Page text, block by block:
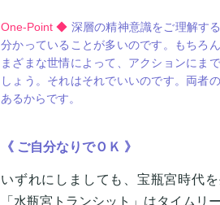
One-Point ◆ 深層の精神意識をご理解す
分かっていることが多いのです。もちろ
まざまな世情によって、アクションにま
しょう。それはそれでいいのです。両者
あるからです。
《 ご自分なりでＯＫ 》
いずれにしましても、宝瓶宮時代
「水瓶宮トランシット」はタイムリ